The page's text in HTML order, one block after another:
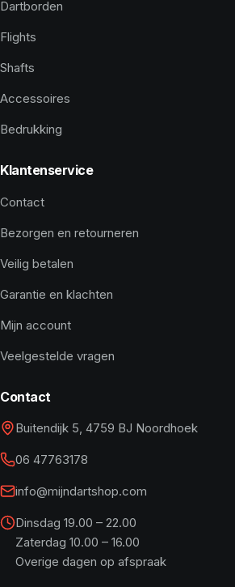
Dartborden
Flights
Shafts
Accessoires
Bedrukking
Klantenservice
Contact
Bezorgen en retourneren
Veilig betalen
Garantie en klachten
Mijn account
Veelgestelde vragen
Contact
Buitendijk 5, 4759 BJ Noordhoek
06 47763178
info@mijndartshop.com
Dinsdag 19.00 – 22.00
Zaterdag 10.00 – 16.00
Overige dagen op afspraak